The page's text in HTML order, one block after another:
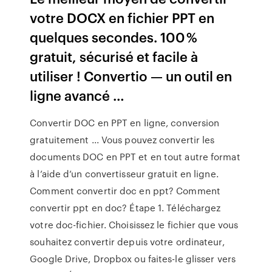
votre DOCX en fichier PPT en
quelques secondes. 100 %
gratuit, sécurisé et facile à
utiliser ! Convertio — un outil en
ligne avancé …
Convertir DOC en PPT en ligne, conversion
gratuitement ... Vous pouvez convertir les
documents DOC en PPT et en tout autre format
à l’aide d’un convertisseur gratuit en ligne.
Comment convertir doc en ppt? Comment
convertir ppt en doc? Étape 1. Téléchargez
votre doc-fichier. Choisissez le fichier que vous
souhaitez convertir depuis votre ordinateur,
Google Drive, Dropbox ou faites-le glisser vers